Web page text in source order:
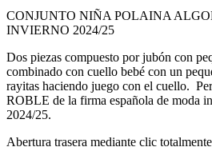
CONJUNTO NIÑA POLAINA
INVIERNO 2024/25
Dos piezas compuesto por jubón con
combinado con cuello bebé con un
rayitas haciendo juego con el cuello.
ROBLE de la firma española de
2024/25.
Abertura trasera mediante clic